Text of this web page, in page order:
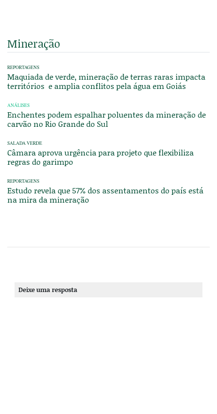
Mineração
REPORTAGENS
Maquiada de verde, mineração de terras raras impacta
territórios e amplia conflitos pela água em Goiás
ANÁLISES
Enchentes podem espalhar poluentes da mineração de
carvão no Rio Grande do Sul
SALADA VERDE
Câmara aprova urgência para projeto que flexibiliza
regras do garimpo
REPORTAGENS
Estudo revela que 57% dos assentamentos do país está
na mira da mineração
Deixe uma resposta